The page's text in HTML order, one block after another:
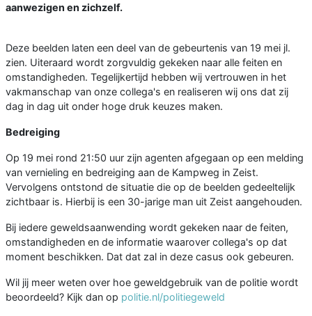
aanwezigen en zichzelf.
Deze beelden laten een deel van de gebeurtenis van 19 mei jl.
zien. Uiteraard wordt zorgvuldig gekeken naar alle feiten en
omstandigheden. Tegelijkertijd hebben wij vertrouwen in het
vakmanschap van onze collega's en realiseren wij ons dat zij
dag in dag uit onder hoge druk keuzes maken.
Bedreiging
Op 19 mei rond 21:50 uur zijn agenten afgegaan op een melding
van vernieling en bedreiging aan de Kampweg in Zeist.
Vervolgens ontstond de situatie die op de beelden gedeeltelijk
zichtbaar is. Hierbij is een 30-jarige man uit Zeist aangehouden.
Bij iedere geweldsaanwending wordt gekeken naar de feiten,
omstandigheden en de informatie waarover collega's op dat
moment beschikken. Dat dat zal in deze casus ook gebeuren.
Wil jij meer weten over hoe geweldgebruik van de politie wordt
beoordeeld? Kijk dan op politie.nl/politiegeweld